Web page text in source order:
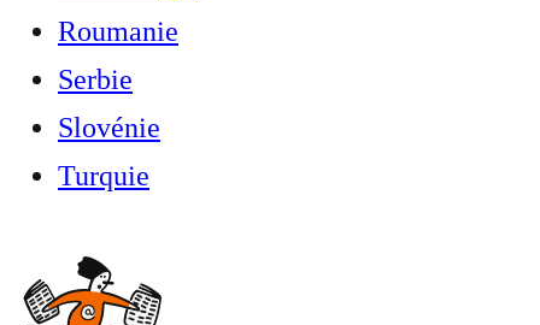
Roumanie
Serbie
Slovénie
Turquie